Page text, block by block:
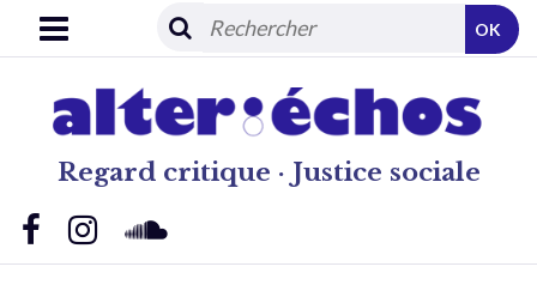
Regard critique · Justice sociale
OK